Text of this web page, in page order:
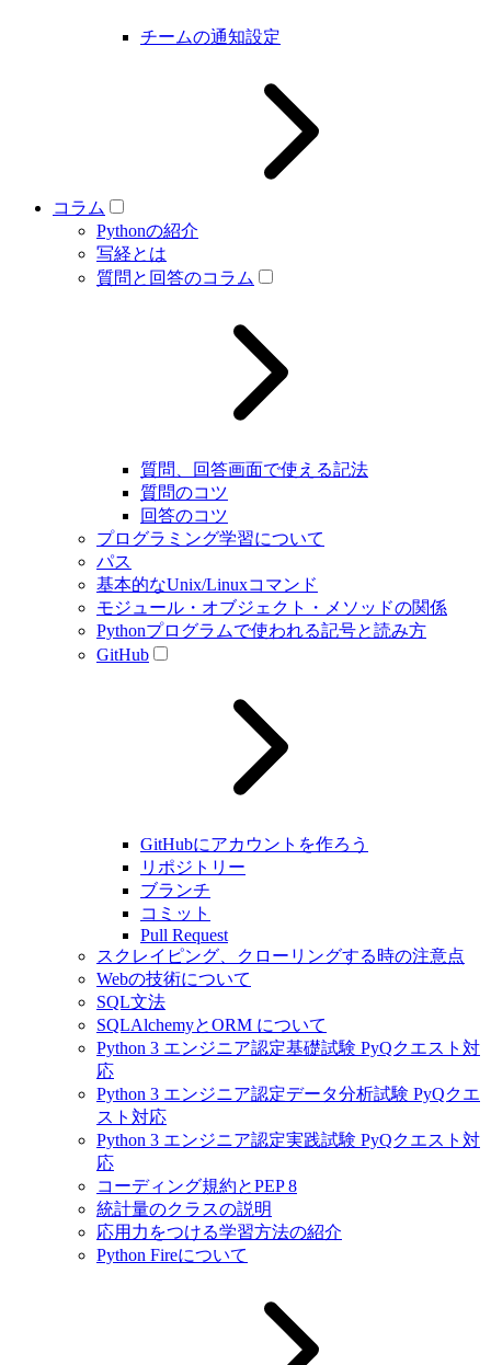
チームの通知設定
コラム
Pythonの紹介
写経とは
質問と回答のコラム
質問、回答画面で使える記法
質問のコツ
回答のコツ
プログラミング学習について
パス
基本的なUnix/Linuxコマンド
モジュール・オブジェクト・メソッドの関係
Pythonプログラムで使われる記号と読み方
GitHub
GitHubにアカウントを作ろう
リポジトリー
ブランチ
コミット
Pull Request
スクレイピング、クローリングする時の注意点
Webの技術について
SQL文法
SQLAlchemyとORM について
Python 3 エンジニア認定基礎試験 PyQクエスト対
応
Python 3 エンジニア認定データ分析試験 PyQクエ
スト対応
Python 3 エンジニア認定実践試験 PyQクエスト対
応
コーディング規約とPEP 8
統計量のクラスの説明
応用力をつける学習方法の紹介
Python Fireについて